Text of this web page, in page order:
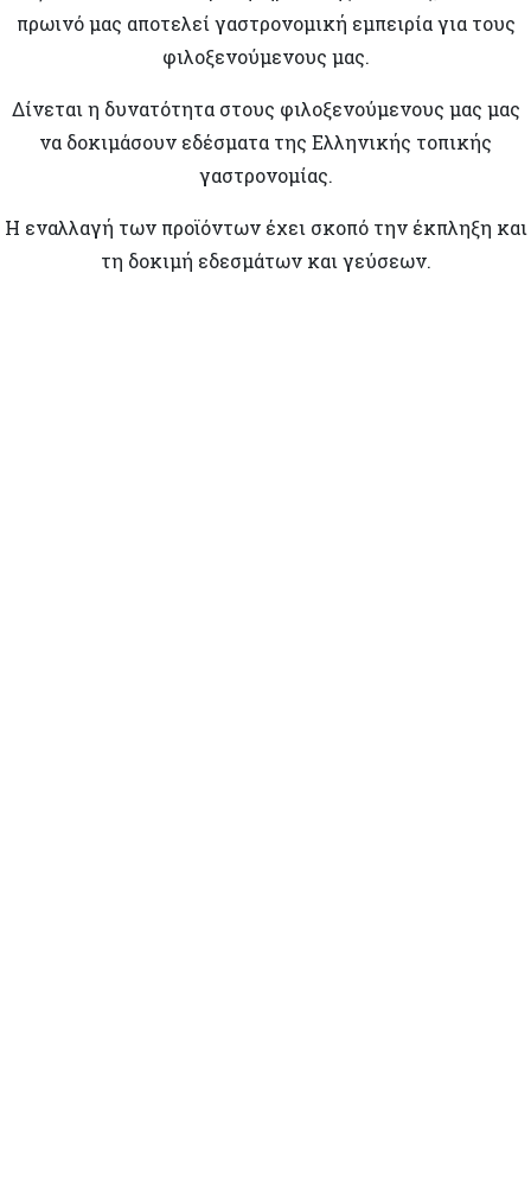
πρωινό μας αποτελεί γαστρονομική εμπειρία για τους
φιλοξενούμενους μας.
Δίνεται η δυνατότητα στους φιλοξενούμενους μας μας
να δοκιμάσουν εδέσματα της Ελληνικής τοπικής
γαστρονομίας.
Η εναλλαγή των προϊόντων έχει σκοπό την έκπληξη και
τη δοκιμή εδεσμάτων και γεύσεων.